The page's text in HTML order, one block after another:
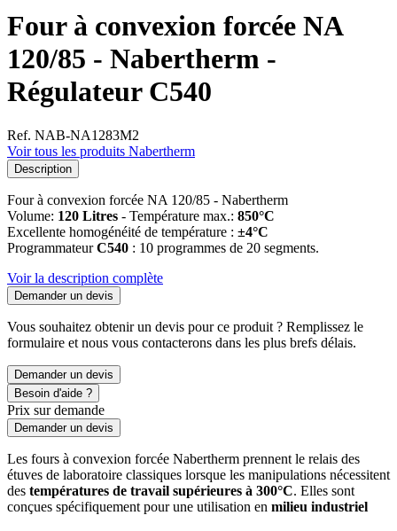
Four à convexion forcée NA
120/85 - Nabertherm -
Régulateur C540
Ref. NAB-NA1283M2
Voir tous les produits Nabertherm
Description
Four à convexion forcée NA 120/85 - Nabertherm
Volume: 120 Litres - Température max.: 850°C
Excellente homogénéité de température : ±4°C
ProgrammateurC540 : 10 programmes de 20 segments.
Voir la description complète
Demander un devis
Vous souhaitez obtenir un devis pour ce produit ? Remplissez le
formulaire et nous vous contacterons dans les plus brefs délais.
Demander un devis
Besoin d'aide ?
Prix sur demande
Demander un devis
Les fours à convexion forcée Nabertherm prennent le relais des
étuves de laboratoire classiques lorsque les manipulations nécessitent
des températures de travail supérieures à 300°C. Elles sont
conçues spécifiquement pour une utilisation en milieu industriel